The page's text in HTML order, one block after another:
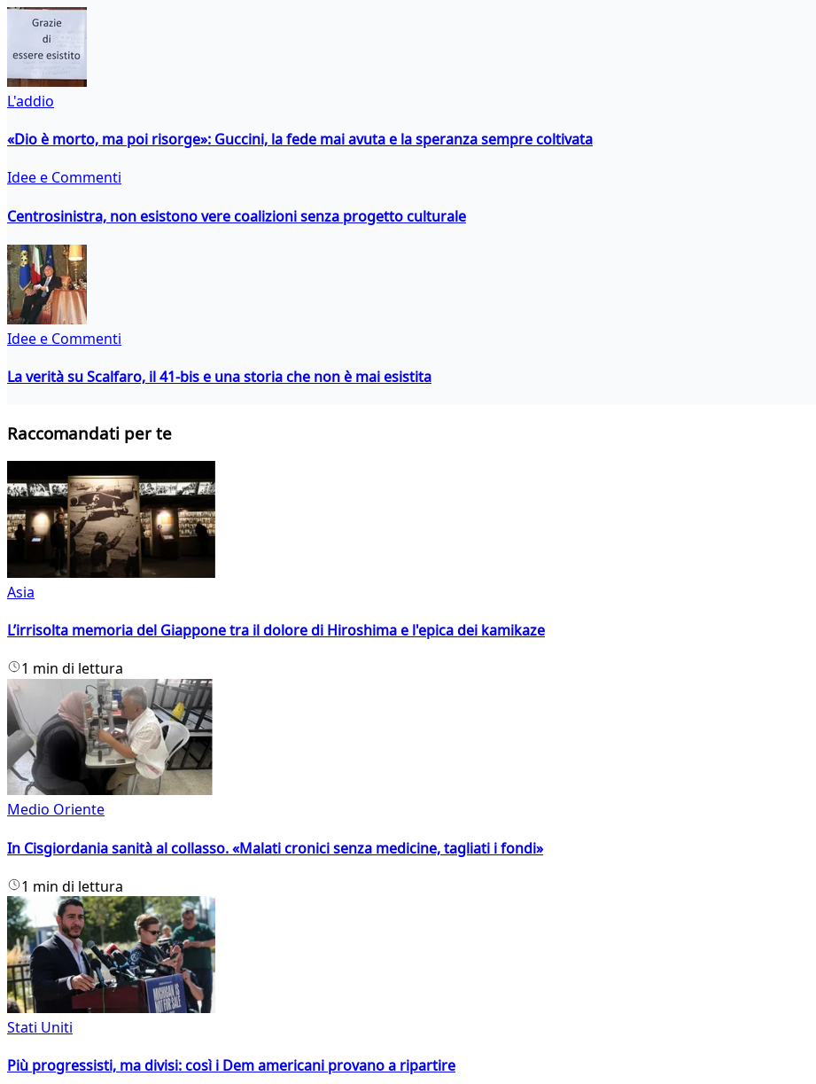
L'addio
«Dio è morto, ma poi risorge»: Guccini, la fede mai avuta e la speranza sempre coltivata
Idee e Commenti
Centrosinistra, non esistono vere coalizioni senza progetto culturale
Idee e Commenti
La verità su Scalfaro, il 41-bis e una storia che non è mai esistita
Raccomandati per te
Asia
L’irrisolta memoria del Giappone tra il dolore di Hiroshima e l'epica dei kamikaze
1 min di lettura
Medio Oriente
In Cisgiordania sanità al collasso. «Malati cronici senza medicine, tagliati i fondi»
1 min di lettura
Stati Uniti
Più progressisti, ma divisi: così i Dem americani provano a ripartire